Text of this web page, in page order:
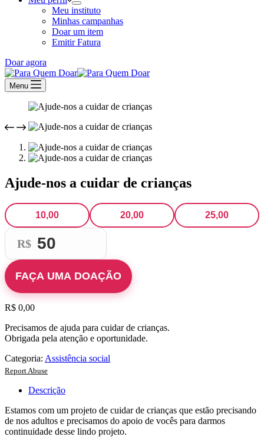
Meu instituto
Minhas campanhas
Doar um item
Emitir Fatura
Doar agora
Menu
Ajude-nos a cuidar de crianças
10,00 20,00 25,00
R$
FAÇA UMA DOAÇÃO
R$ 0,00
Precisamos de ajuda para cuidar de crianças.
Obrigada pela atenção e oportunidade.
Categoria: Assistência social
Report Abuse
Descrição
Estamos com um projeto de cuidar de crianças que estão precisando
de nos adultos e precisamos do apoio de vocês para darmos
continuidade desse lindo projeto.